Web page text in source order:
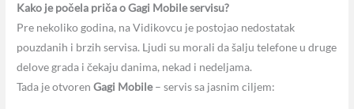
Kako je počela priča o Gagi Mobile servisu?
Pre nekoliko godina, na Vidikovcu je postojao nedostatak
pouzdanih i brzih servisa. Ljudi su morali da šalju telefone u druge
delove grada i čekaju danima, nekad i nedeljama.
Tada je otvorenGagi Mobile– servis sa jasnim ciljem: